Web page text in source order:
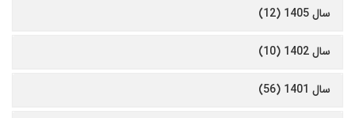
سال 1405 (12)
سال 1402 (10)
سال 1401 (56)